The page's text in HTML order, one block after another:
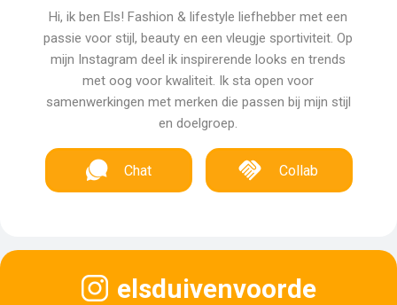
Hi, ik ben Els! Fashion & lifestyle liefhebber met een
passie voor stijl, beauty en een vleugje sportiviteit. Op
mijn Instagram deel ik inspirerende looks en trends
met oog voor kwaliteit. Ik sta open voor
samenwerkingen met merken die passen bij mijn stijl
en doelgroep.
Chat Collab
elsduivenvoorde